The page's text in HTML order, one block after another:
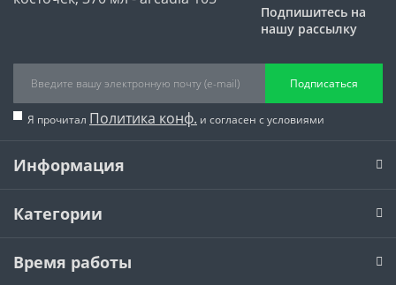
Подпишитесь на
нашу рассылку
Подписаться
Я прочитал Политика конф. и согласен с условиями
Информация
Категории
Время работы